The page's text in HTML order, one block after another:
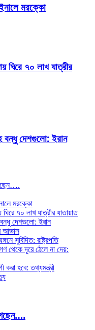
মরক্কো
ঘিরে ৭০ লাখ যাত্রীর
বন্ধু দেশগুলো: ইরান
মরক্কো
ঘিরে ৭০ লাখ যাত্রীর যাতায়াত
বন্ধু দেশগুলো: ইরান
আভাস
সুবিদিত: রাষ্ট্রপতি
থেকে দূরে ঠেলে না দেয়:
করা হবে: তথ্যমন্ত্রী